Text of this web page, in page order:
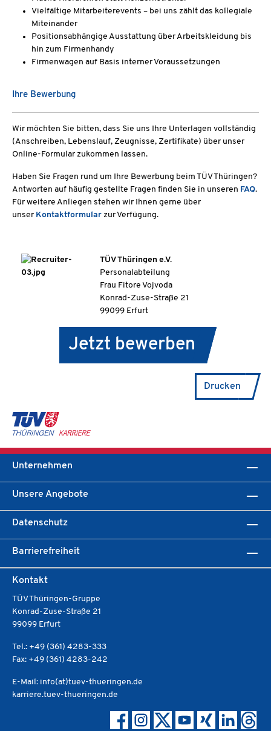
Vielfältige Mitarbeiterevents – bei uns zählt das kollegiale
Miteinander
Positionsabhängige Ausstattung über Arbeitskleidung bis
hin zum Firmenhandy
Firmenwagen auf Basis interner Voraussetzungen
Ihre Bewerbung
Wir möchten Sie bitten, dass Sie uns Ihre Unterlagen vollständig
(Anschreiben, Lebenslauf, Zeugnisse, Zertifikate) über unser
Online-Formular zukommen lassen.
Haben Sie Fragen rund um Ihre Bewerbung beim TÜV Thüringen?
Antworten auf häufig gestellte Fragen finden Sie in unseren FAQ.
Für weitere Anliegen stehen wir Ihnen gerne über
unser Kontaktformular zur Verfügung.
TÜV Thüringen e.V.
Personalabteilung
Frau Fitore Vojvoda
Konrad-Zuse-Straße 21
99099 Erfurt
Jetzt bewerben
Drucken
Unternehmen
Unsere Angebote
Datenschutz
Barrierefreiheit
Kontakt
TÜV Thüringen-Gruppe
Konrad-Zuse-Straße 21
99099 Erfurt
Tel.: +49 (361) 4283-333
Fax: +49 (361) 4283-242
E-Mail: info(at)tuev-thueringen.de
karriere.tuev-thueringen.de